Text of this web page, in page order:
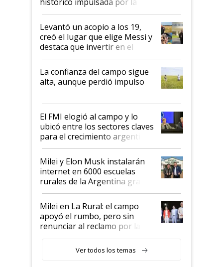
cosecha y las exportaciones
Levantó un acopio a los 19,
creó el lugar que elige Messi y
destaca que invertir en el
kirchnerismo era como "darle
plata a un hijo para droga":
Juan Félix Rossetti, el libertario
que de una dura crisis salió
de Milei
La confianza del campo sigue
alta, aunque perdió impulso
El FMI elogió al campo y lo
ubicó entre los sectores claves
para el crecimiento argentino
Milei y Elon Musk instalarán
internet en 6000 escuelas
rurales de la Argentina gracias
a un acuerdo con Starlink
Milei en La Rural: el campo
apoyó el rumbo, pero sin
renunciar al reclamo por las
Ver todos los temas